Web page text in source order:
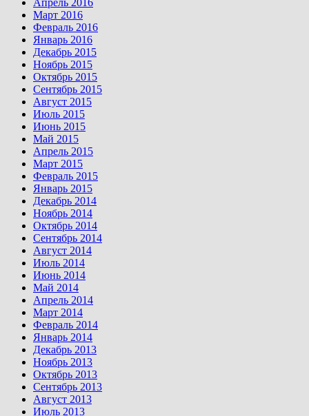
Апрель 2016
Март 2016
Февраль 2016
Январь 2016
Декабрь 2015
Ноябрь 2015
Октябрь 2015
Сентябрь 2015
Август 2015
Июль 2015
Июнь 2015
Май 2015
Апрель 2015
Март 2015
Февраль 2015
Январь 2015
Декабрь 2014
Ноябрь 2014
Октябрь 2014
Сентябрь 2014
Август 2014
Июль 2014
Июнь 2014
Май 2014
Апрель 2014
Март 2014
Февраль 2014
Январь 2014
Декабрь 2013
Ноябрь 2013
Октябрь 2013
Сентябрь 2013
Август 2013
Июль 2013